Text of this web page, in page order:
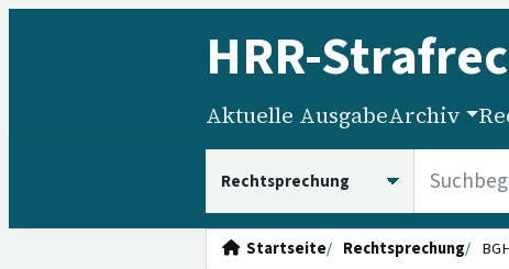
HRR-
Aktuelle AusgabeArchiv
Startseite Rechtsprechung